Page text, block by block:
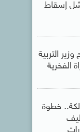
إسقاط
التربية
الفخرية
خطوة